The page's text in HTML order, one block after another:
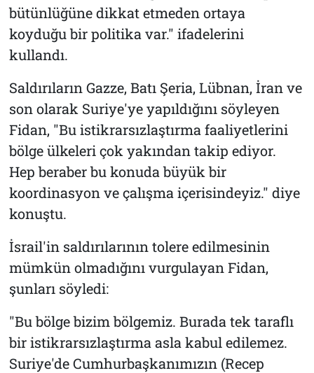
bütünlüğüne dikkat etmeden ortaya
koyduğu bir politika var." ifadelerini
kullandı.
Saldırıların Gazze, Batı Şeria, Lübnan, İran ve
son olarak Suriye'ye yapıldığını söyleyen
Fidan, "Bu istikrarsızlaştırma faaliyetlerini
bölge ülkeleri çok yakından takip ediyor.
Hep beraber bu konuda büyük bir
koordinasyon ve çalışma içerisindeyiz." diye
konuştu.
İsrail'in saldırılarının tolere edilmesinin
mümkün olmadığını vurgulayan Fidan,
şunları söyledi:
"Bu bölge bizim bölgemiz. Burada tek taraflı
bir istikrarsızlaştırma asla kabul edilemez.
Suriye'de Cumhurbaşkanımızın (Recep